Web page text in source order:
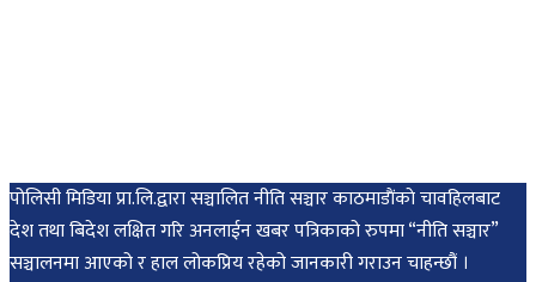
पोलिसी मिडिया प्रा.लि.द्वारा सञ्चालित नीति सञ्चार काठमाडाैंकाे चावहिलबाट
देश तथा बिदेश लक्षित गरि अनलाईन खबर पत्रिकाको रुपमा “नीति सञ्चार”
सञ्चालनमा आएको र हाल लोकप्रिय रहेको जानकारी गराउन चाहन्छौं ।